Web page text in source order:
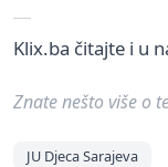
Klix.ba čitajte i u
Znate nešto više o
JU Djeca Sarajeva